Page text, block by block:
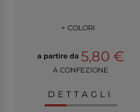
+ COLORI
a partire da 5,80 €
A CONFEZIONE
DETTAGLI